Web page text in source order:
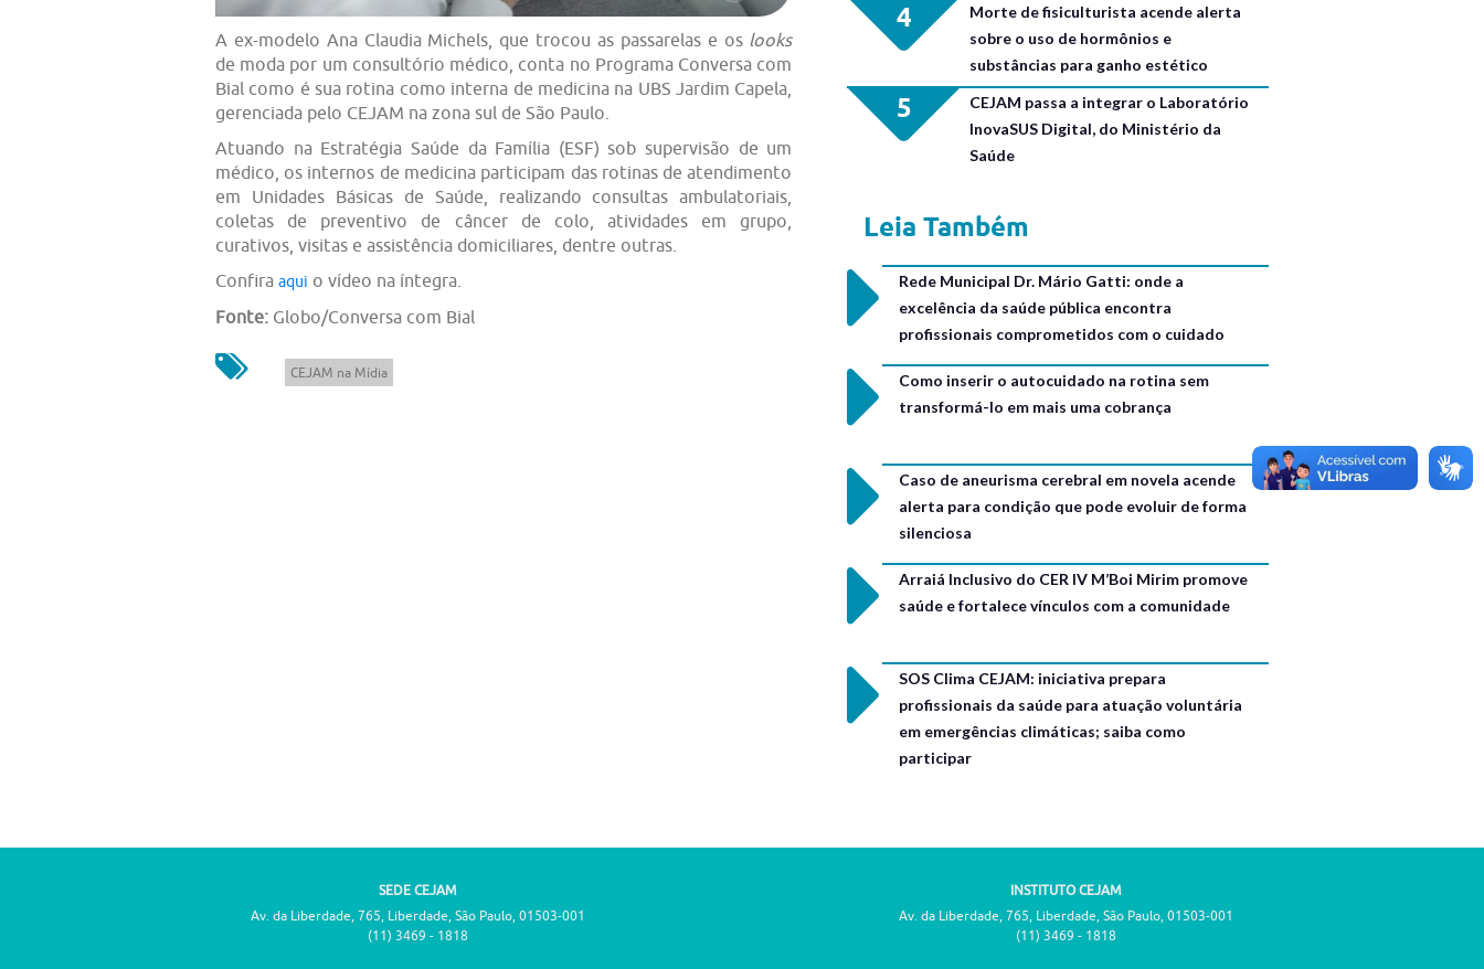
A ex-modelo Ana Claudia Michels, que trocou as passarelas e os looks
de moda por um consultório médico, conta no Programa Conversa com
Bial como é sua rotina como interna de medicina na UBS Jardim Capela,
gerenciada pelo CEJAM na zona sul de São Paulo.
Atuando na Estratégia Saúde da Família (ESF) sob supervisão de um
médico, os internos de medicina participam das rotinas de atendimento
em Unidades Básicas de Saúde, realizando consultas ambulatoriais,
coletas de preventivo de câncer de colo, atividades em grupo,
curativos, visitas e assistência domiciliares, dentre outras.
Confira aqui o vídeo na íntegra.
Fonte: Globo/Conversa com Bial
CEJAM na Mídia
4
Morte de fisiculturista acende alerta
sobre o uso de hormônios e
substâncias para ganho estético
5
CEJAM passa a integrar o Laboratório
InovaSUS Digital, do Ministério da
Saúde
Leia Também
Rede Municipal Dr. Mário Gatti: onde a
excelência da saúde pública encontra
profissionais comprometidos com o cuidado
Como inserir o autocuidado na rotina sem
transformá-lo em mais uma cobrança
Caso de aneurisma cerebral em novela acende
alerta para condição que pode evoluir de forma
silenciosa
Arraiá Inclusivo do CER IV M’Boi Mirim promove
saúde e fortalece vínculos com a comunidade
SOS Clima CEJAM: iniciativa prepara
profissionais da saúde para atuação voluntária
em emergências climáticas; saiba como
participar
SEDE CEJAM
Av. da Liberdade, 765, Liberdade, São Paulo, 01503-001
(11) 3469 - 1818
INSTITUTO CEJAM
Av. da Liberdade, 765, Liberdade, São Paulo, 01503-001
(11) 3469 - 1818